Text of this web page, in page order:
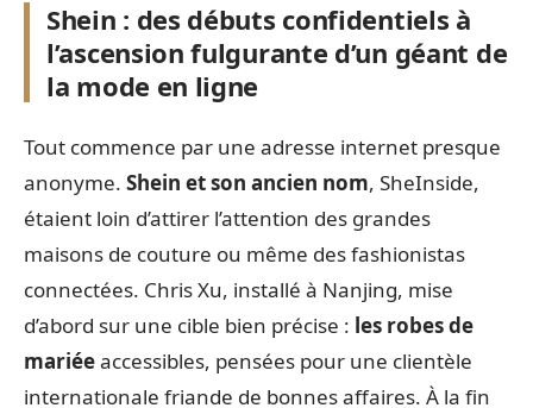
Shein : des débuts confidentiels à
l’ascension fulgurante d’un géant de
la mode en ligne
Tout commence par une adresse internet presque
anonyme. Shein et son ancien nom, SheInside,
étaient loin d’attirer l’attention des grandes
maisons de couture ou même des fashionistas
connectées. Chris Xu, installé à Nanjing, mise
d’abord sur une cible bien précise : les robes de
mariéeaccessibles, pensées pour une clientèle
internationale friande de bonnes affaires. À la fin